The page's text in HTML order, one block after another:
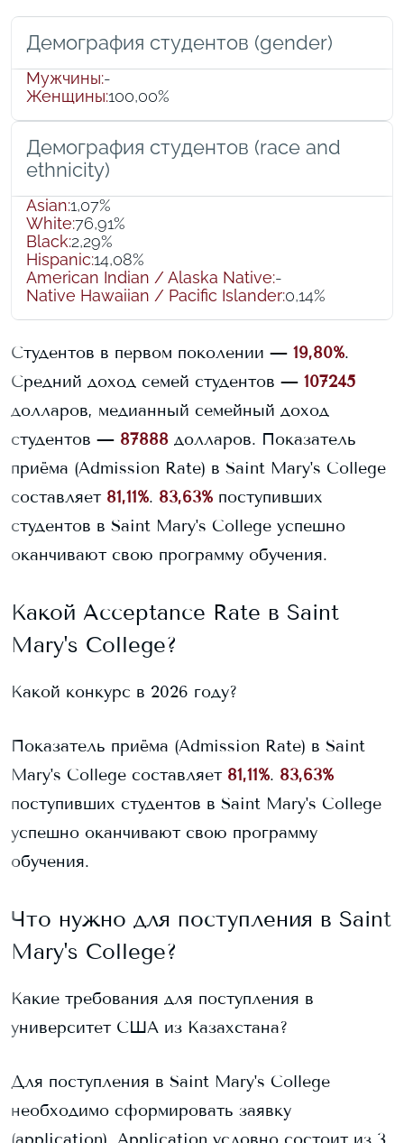
Демография студентов (gender)
Мужчины:-
Женщины:100,00%
Демография студентов (race and
ethnicity)
Asian:1,07%
White:76,91%
Black:2,29%
Hispanic:14,08%
American Indian / Alaska Native:-
Native Hawaiian / Pacific Islander:0,14%
Студентов в первом поколении — 19,80%.
Средний доход семей студентов — 107245
долларов, медианный семейный доход
студентов — 87888 долларов. Показатель
приёма (Admission Rate) в Saint Mary's College
составляет 81,11%. 83,63% поступивших
студентов в Saint Mary's College успешно
оканчивают свою программу обучения.
Какой Acceptance Rate в Saint
Mary's College?
Какой конкурс в 2026 году?
Показатель приёма (Admission Rate) в Saint
Mary's College составляет 81,11%. 83,63%
поступивших студентов в Saint Mary's College
успешно оканчивают свою программу
обучения.
Что нужно для поступления в Saint
Mary's College?
Какие требования для поступления в
университет США из Казахстана?
Для поступления в Saint Mary's College
необходимо сформировать заявку